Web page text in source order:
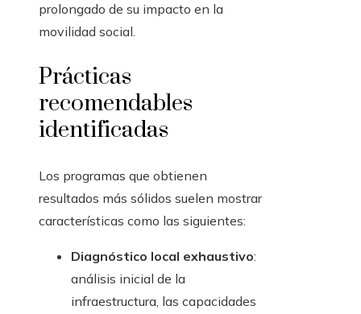
prolongado de su impacto en la
movilidad social.
Prácticas
recomendables
identificadas
Los programas que obtienen
resultados más sólidos suelen mostrar
características como las siguientes:
Diagnóstico local exhaustivo:
análisis inicial de la
infraestructura, las capacidades